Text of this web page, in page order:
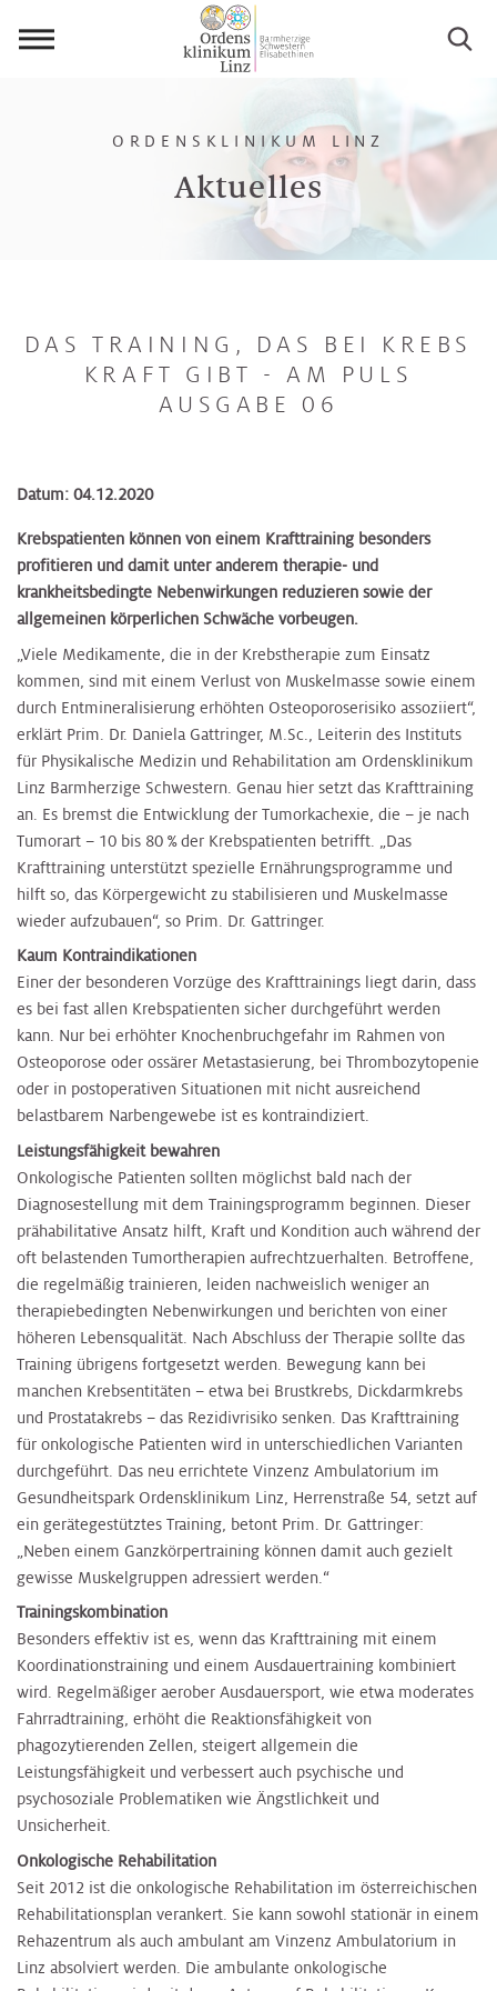
Aktuelles
ORDENSKLINIKUM LINZ
DAS TRAINING, DAS BEI KREBS
KRAFT GIBT - AM PULS
AUSGABE 06
Datum: 04.12.2020
Krebspatienten können von einem Krafttraining besonders
profitieren und damit unter anderem therapie- und
krankheitsbedingte Nebenwirkungen reduzieren sowie der
allgemeinen körperlichen Schwäche vorbeugen.
„Viele Medikamente, die in der Krebstherapie zum Einsatz
kommen, sind mit einem Verlust von Muskelmasse sowie einem
durch Entmineralisierung erhöhten Osteoporoserisiko assoziiert“,
erklärt Prim. Dr. Daniela Gattringer, M.Sc., Leiterin des Instituts
für Physikalische Medizin und Rehabilitation am Ordensklinikum
Linz Barmherzige Schwestern. Genau hier setzt das Krafttraining
an. Es bremst die Entwicklung der Tumorkachexie, die – je nach
Tumorart – 10 bis 80 % der Krebspatienten betrifft. „Das
Krafttraining unterstützt spezielle Ernährungsprogramme und
hilft so, das Körpergewicht zu stabilisieren und Muskelmasse
wieder aufzubauen“, so Prim. Dr. Gattringer.
Kaum Kontraindikationen
Einer der besonderen Vorzüge des Krafttrainings liegt darin, dass
es bei fast allen Krebspatienten sicher durchgeführt werden
kann. Nur bei erhöhter Knochenbruchgefahr im Rahmen von
Osteoporose oder ossärer Metastasierung, bei Thrombozytopenie
oder in postoperativen Situationen mit nicht ausreichend
belastbarem Narbengewebe ist es kontraindiziert.
Leistungsfähigkeit bewahren
Onkologische Patienten sollten möglichst bald nach der
Diagnosestellung mit dem Trainingsprogramm beginnen. Dieser
prähabilitative Ansatz hilft, Kraft und Kondition auch während der
oft belastenden Tumortherapien aufrechtzuerhalten. Betroffene,
die regelmäßig trainieren, leiden nachweislich weniger an
therapiebedingten Nebenwirkungen und berichten von einer
höheren Lebensqualität. Nach Abschluss der Therapie sollte das
Training übrigens fortgesetzt werden. Bewegung kann bei
manchen Krebsentitäten – etwa bei Brustkrebs, Dickdarmkrebs
und Prostatakrebs – das Rezidivrisiko senken. Das Krafttraining
für onkologische Patienten wird in unterschiedlichen Varianten
durchgeführt. Das neu errichtete Vinzenz Ambulatorium im
Gesundheitspark Ordensklinikum Linz, Herrenstraße 54, setzt auf
ein gerätegestütztes Training, betont Prim. Dr. Gattringer:
„Neben einem Ganzkörpertraining können damit auch gezielt
gewisse Muskelgruppen adressiert werden.“
Trainingskombination
Besonders effektiv ist es, wenn das Krafttraining mit einem
Koordinationstraining und einem Ausdauertraining kombiniert
wird. Regelmäßiger aerober Ausdauersport, wie etwa moderates
Fahrradtraining, erhöht die Reaktionsfähigkeit von
phagozytierenden Zellen, steigert allgemein die
Leistungsfähigkeit und verbessert auch psychische und
psychosoziale Problematiken wie Ängstlichkeit und
Unsicherheit.
Onkologische Rehabilitation
Seit 2012 ist die onkologische Rehabilitation im österreichischen
Rehabilitationsplan verankert. Sie kann sowohl stationär in einem
Rehazentrum als auch ambulant am Vinzenz Ambulatorium in
Linz absolviert werden. Die ambulante onkologische